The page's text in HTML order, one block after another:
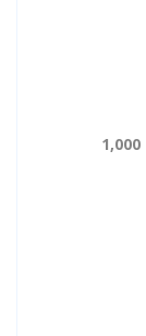
1,000